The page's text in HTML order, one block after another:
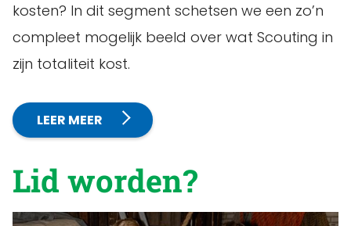
kosten? In dit segment schetsen we een zo’n
compleet mogelijk beeld over wat Scouting in
zijn totaliteit kost.
LEER MEER
Lid worden?